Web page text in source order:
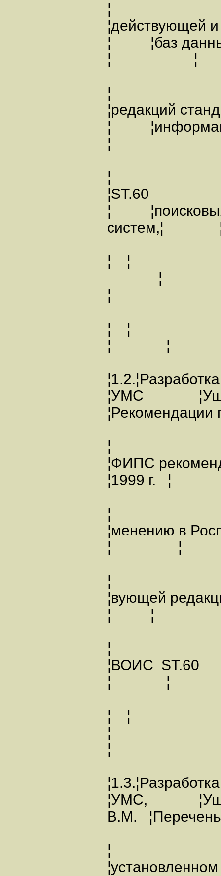
¦
¦действующей
¦ ¦баз
¦ ¦
¦
¦редакций
¦
¦
¦
¦
¦ ¦ ¦
¦
¦
¦ ¦
¦УМС
¦Рекомендации
¦
¦ФИПС
¦1999 г. ¦
¦
¦менению в
¦ ¦
¦
¦вующей
¦ ¦ ¦
¦
¦ВОИС
¦ ¦
¦
¦
¦
¦УМС,
В.М.
¦